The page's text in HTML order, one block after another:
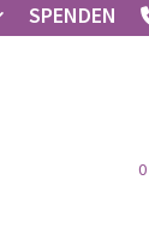
SPENDEN
0